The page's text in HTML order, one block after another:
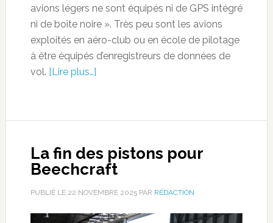
avions légers ne sont équipés ni de GPS intégré
ni de boîte noire ». Très peu sont les avions
exploités en aéro-club ou en école de pilotage
à être équipés d’enregistreurs de données de
vol. [Lire plus…]
La fin des pistons pour
Beechcraft
PUBLIÉ LE 22 NOVEMBRE 2025PAR RÉDACTION